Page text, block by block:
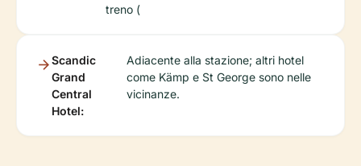
treno (
Scandic
Grand
Central
Hotel:
Adiacente alla stazione; altri hotel
come Kämp e St George sono nelle
vicinanze.